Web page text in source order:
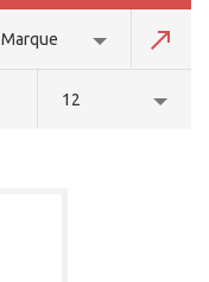
Marque
12